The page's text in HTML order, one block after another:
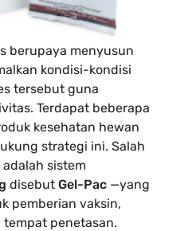
berupaya menyusun
kondisi-kondisi
tersebut guna
Terdapat beberapa
kesehatan hewan
strategi ini. Salah
sistem
disebut Gel-Pac—yang
pemberian vaksin,
penetasan.